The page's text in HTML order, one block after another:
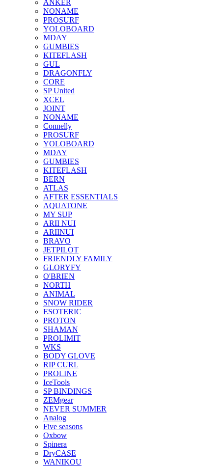
ANKER
NONAME
PROSURF
YOLOBOARD
MDAY
GUMBIES
KITEFLASH
GUL
DRAGONFLY
CORE
SP United
XCEL
JOINT
NONAME
Connelly
PROSURF
YOLOBOARD
MDAY
GUMBIES
KITEFLASH
BERN
ATLAS
AFTER ESSENTIALS
AQUATONE
MY SUP
ARII NUI
ARIINUI
BRAVO
JETPILOT
FRIENDLY FAMILY
GLORYFY
O'BRIEN
NORTH
ANIMAL
SNOW RIDER
ESOTERIC
PROTON
SHAMAN
PROLIMIT
WKS
BODY GLOVE
RIP CURL
PROLINE
IceTools
SP BINDINGS
ZEMgear
NEVER SUMMER
Analog
Five seasons
Oxbow
Spinera
DryCASE
WANIKOU